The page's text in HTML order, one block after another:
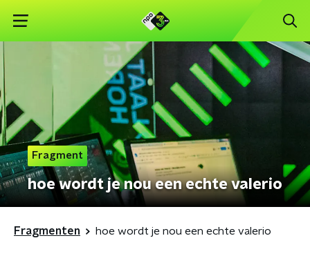
Fragment
hoe wordt je nou een echte valerio
Fragmenten hoe wordt je nou een echte valerio